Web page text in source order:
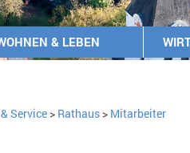
& LEBEN
Service> Rathaus> Mitarbeiter